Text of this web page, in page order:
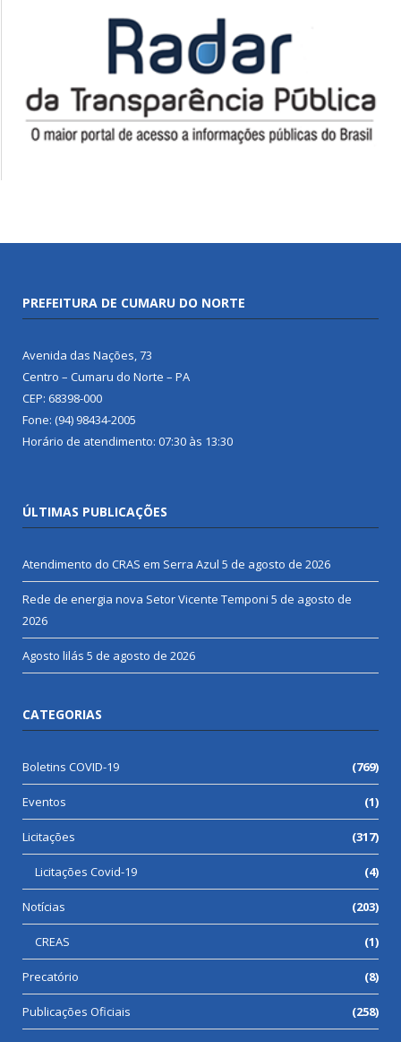
PREFEITURA DE CUMARU DO NORTE
Avenida das Nações, 73
Centro – Cumaru do Norte – PA
CEP: 68398-000
Fone: (94) 98434-2005
Horário de atendimento: 07:30 às 13:30
ÚLTIMAS PUBLICAÇÕES
Atendimento do CRAS em Serra Azul 5 de agosto de 2026
Rede de energia nova Setor Vicente Temponi 5 de agosto de
2026
Agosto lilás 5 de agosto de 2026
CATEGORIAS
Boletins COVID-19 (769)
Eventos (1)
Licitações (317)
Licitações Covid-19 (4)
Notícias (203)
CREAS (1)
Precatório (8)
Publicações Oficiais (258)